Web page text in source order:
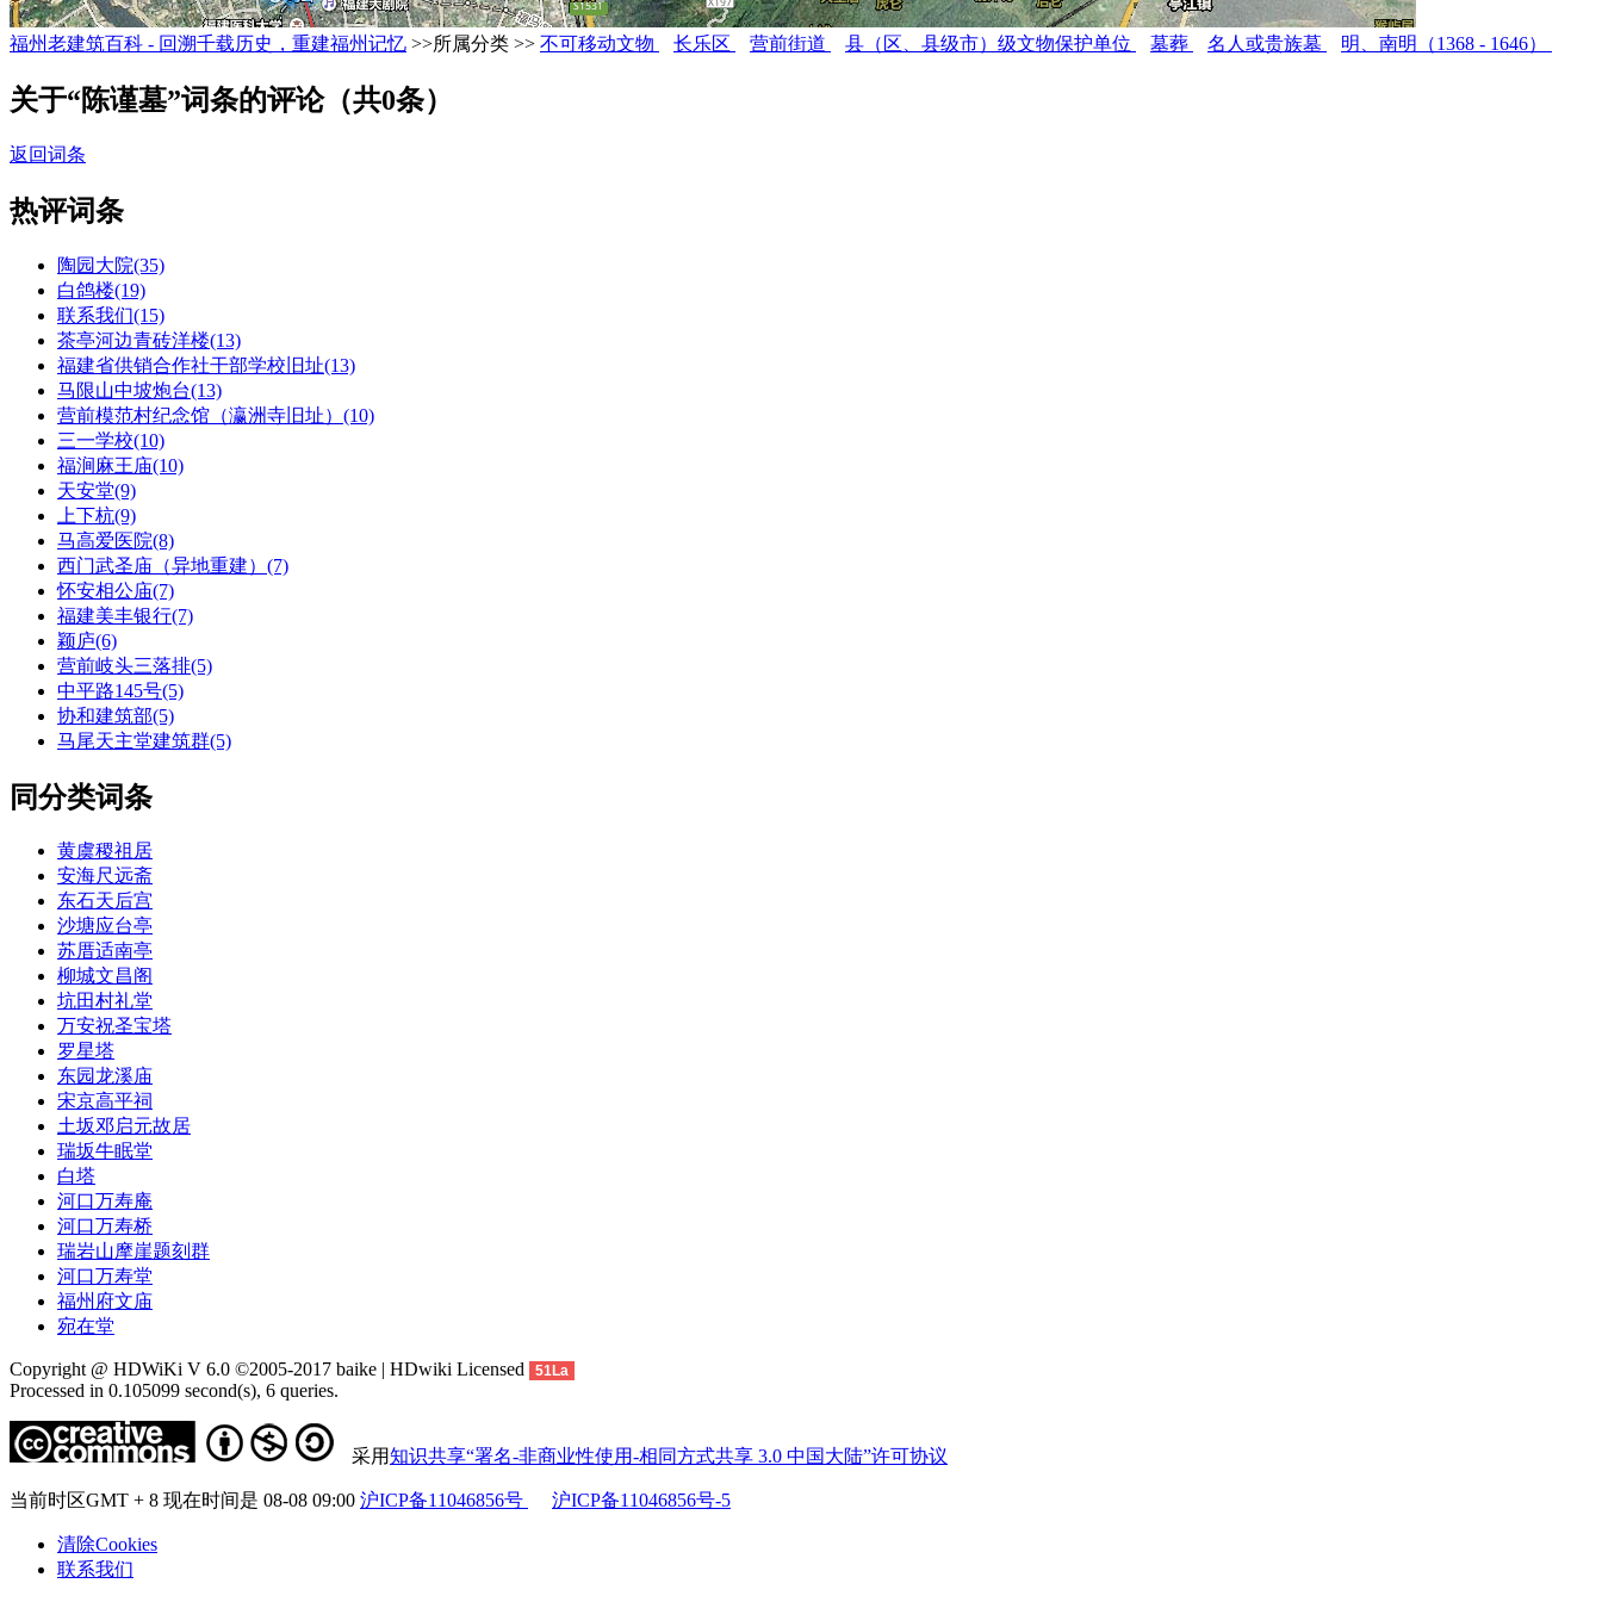
福州老建筑百科 - 回溯千载历史，重建福州记忆 >>所属分类 >> 不可移动文物 长乐区 营前街道 县（区、县级市）级文物保护单位 墓葬 名人或贵族墓 明、南明（1368 - 1646）
关于“陈谨墓”词条的评论（共0条）
返回词条
热评词条
陶园大院(35)
白鸽楼(19)
联系我们(15)
茶亭河边青砖洋楼(13)
福建省供销合作社干部学校旧址(13)
马限山中坡炮台(13)
营前模范村纪念馆（瀛洲寺旧址）(10)
三一学校(10)
福涧麻王庙(10)
天安堂(9)
上下杭(9)
马高爱医院(8)
西门武圣庙（异地重建）(7)
怀安相公庙(7)
福建美丰银行(7)
颖庐(6)
营前岐头三落排(5)
中平路145号(5)
协和建筑部(5)
马尾天主堂建筑群(5)
同分类词条
黄虞稷祖居
安海尺远斋
东石天后宫
沙塘应台亭
苏厝适南亭
柳城文昌阁
坑田村礼堂
万安祝圣宝塔
罗星塔
东园龙溪庙
宋京高平祠
土坂邓启元故居
瑞坂牛眠堂
白塔
河口万寿庵
河口万寿桥
瑞岩山摩崖题刻群
河口万寿堂
福州府文庙
宛在堂
Copyright @ HDWiKi V 6.0 ©2005-2017 baike | HDwiki Licensed 51La
Processed in 0.105099 second(s), 6 queries.
采用知识共享“署名-非商业性使用-相同方式共享 3.0 中国大陆”许可协议
当前时区GMT + 8 现在时间是 08-08 09:00 沪ICP备11046856号 沪ICP备11046856号-5
清除Cookies
联系我们